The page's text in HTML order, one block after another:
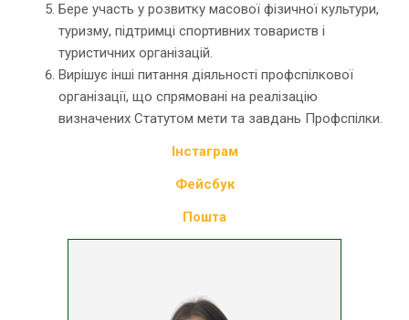
Бере участь у розвитку масової фізичної культури,
туризму, підтримці спортивних товариств і
туристичних організацій.
Вирішує інші питання діяльності профспілкової
організації, що спрямовані на реалізацію
визначених Статутом мети та завдань Профспілки.
Інстаграм
Фейсбук
Пошта